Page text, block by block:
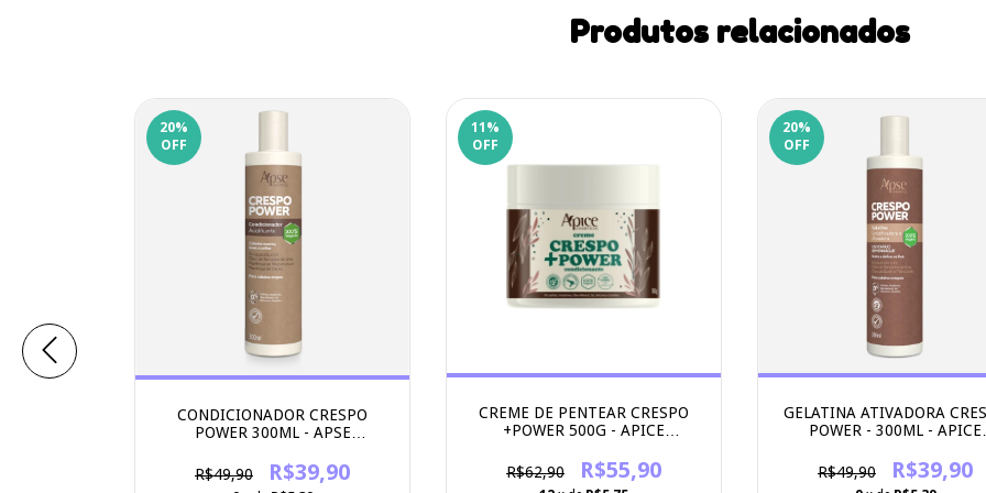
Produtos relacionados
20%
OFF
CONDICIONADOR CRESPO
POWER 300ML - APSE
R$49,90
R$39,90
11 %
OFF
CREME DE PENTEAR CRESPO
+POWER 500G - APICE
R$62,90
R$55,90
20%
OFF
GELATINA ATIVADORA
POWER - 300ML - APICE
R$49,90
R$39,90